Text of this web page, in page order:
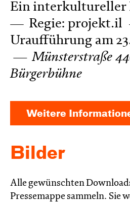
Ein interkultureller
Regie: projekt.il
Uraufführung am
Münsterstraße
Bürgerbühne
Weitere
Bilder
Alle gewünschten
Pressemappe sammeln. Sie